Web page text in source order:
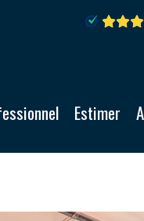
Estimer